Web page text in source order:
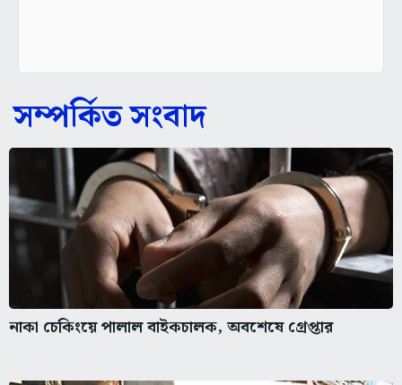
সম্পর্কিত সংবাদ
নাকা চেকিংয়ে পালাল বাইকচালক, অবশেষে গ্রেপ্তার